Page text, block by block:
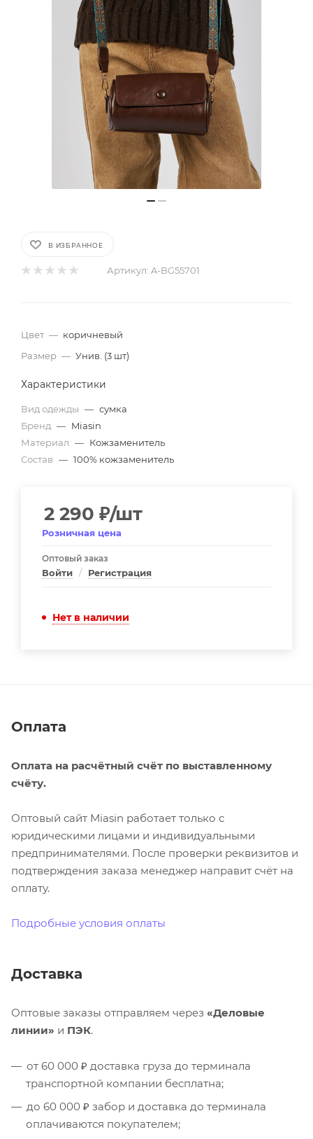
В ИЗБРАННОЕ
Артикул: A-BG55701
Цвет — коричневый
Размер — Унив. (3 шт)
Характеристики
Вид одежды — сумка
Бренд — Miasin
Материал — Кожзаменитель
Состав — 100% кожзаменитель
2 290 ₽/шт
Розничная цена
Оптовый заказ
Войти / Регистрация
Нет в наличии
Оплата
Оплата на расчётный счёт по выставленному
счёту.
Оптовый сайт Miasin работает только с
юридическими лицами и индивидуальными
предпринимателями. После проверки реквизитов и
подтверждения заказа менеджер направит счёт на
оплату.
Подробные условия оплаты
Доставка
Оптовые заказы отправляем через «Деловые
линии» и ПЭК.
от 60 000 ₽ доставка груза до терминала
транспортной компании бесплатна;
до 60 000 ₽ забор и доставка до терминала
оплачиваются покупателем;